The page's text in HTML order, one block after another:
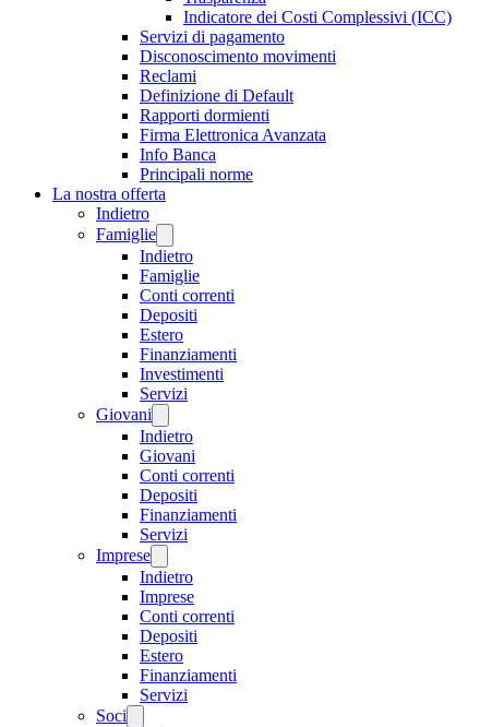
Indicatore dei Costi Complessivi (ICC)
Servizi di pagamento
Disconoscimento movimenti
Reclami
Definizione di Default
Rapporti dormienti
Firma Elettronica Avanzata
Info Banca
Principali norme
La nostra offerta
Indietro
Famiglie
Indietro
Famiglie
Conti correnti
Depositi
Estero
Finanziamenti
Investimenti
Servizi
Giovani
Indietro
Giovani
Conti correnti
Depositi
Finanziamenti
Servizi
Imprese
Indietro
Imprese
Conti correnti
Depositi
Estero
Finanziamenti
Servizi
Soci